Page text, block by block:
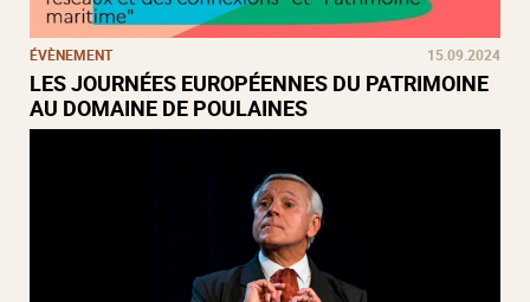
ÉVÈNEMENT 15.09.2024
LES JOURNÉES EUROPÉENNES DU PATRIMOINE
AU DOMAINE DE POULAINES